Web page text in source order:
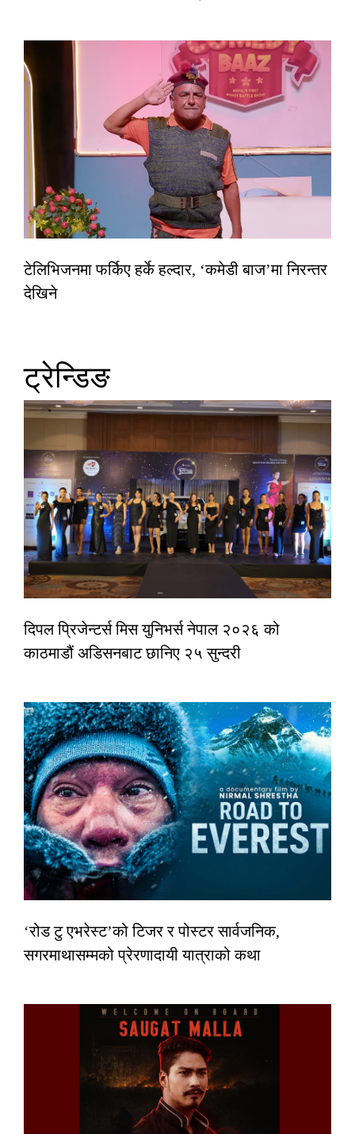
टेलिभिजनमा फर्किए हर्के हल्दार, ‘कमेडी बाज’मा निरन्तर
देखिने
ट्रेन्डिङ
दिपल प्रिजेन्टर्स मिस युनिभर्स नेपाल २०२६ को
काठमाडौं अडिसनबाट छानिए २५ सुन्दरी
‘रोड टु एभरेस्ट’को टिजर र पोस्टर सार्वजनिक,
सगरमाथासम्मको प्रेरणादायी यात्राको कथा